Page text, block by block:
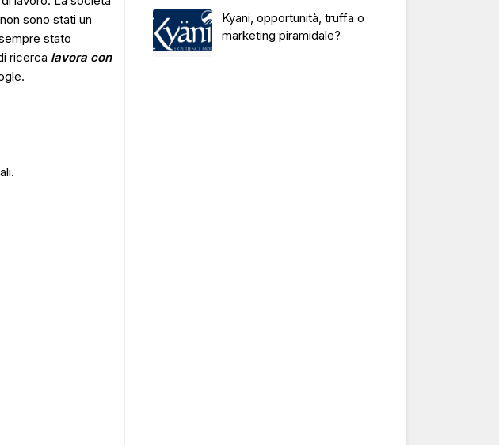
sono stati un
stato
ricerca lavora con
Kyani, opportunità, truffa o
marketing piramidale?